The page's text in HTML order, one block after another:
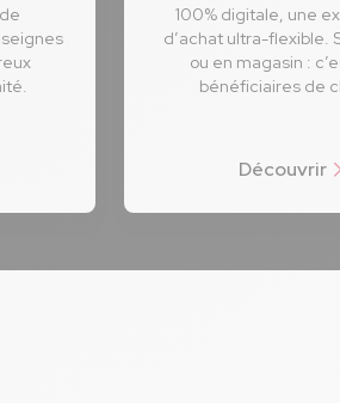
100% digitale, une
d’achat ultra-flexible.
ou en magasin :
bénéficiaires de
Découvrir